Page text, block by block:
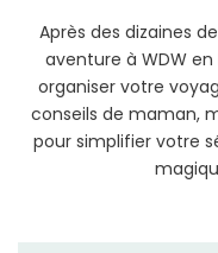
Après des dizaines
aventure à WDW
organiser votre
conseils de maman,
pour simplifier votre